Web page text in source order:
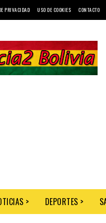
PRIVACIDAD USO DE COOKIES CONTACTO
> DEPORTES >